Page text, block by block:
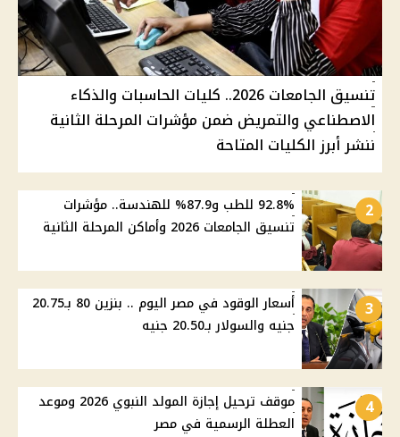
تنسيق الجامعات 2026.. كليات الحاسبات والذكاء
الاصطناعي والتمريض ضمن مؤشرات المرحلة الثانية
ننشر أبرز الكليات المتاحة
2
92.8% للطب و87.9% للهندسة.. مؤشرات
تنسيق الجامعات 2026 وأماكن المرحلة الثانية
3
أسعار الوقود في مصر اليوم .. بنزين 80 بـ20.75
جنيه والسولار بـ20.50 جنيه
4
موقف ترحيل إجازة المولد النبوي 2026 وموعد
العطلة الرسمية في مصر